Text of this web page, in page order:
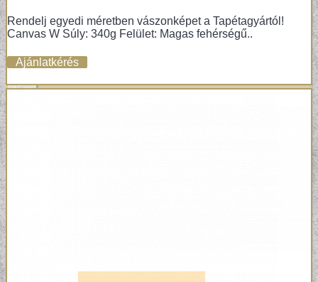
Rendelj egyedi méretben vászonképet a Tapétagyártól!
Canvas W Súly: 340g Felület: Magas fehérségű..
Ajánlatkérés